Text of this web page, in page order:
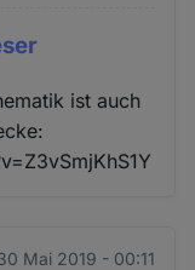
ist auch
Mai 2019 - 00:11